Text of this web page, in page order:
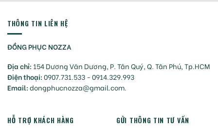
THÔNG TIN LIÊN HỆ
ĐỒNG PHỤC NOZZA
Địa chỉ: 154 Dương Văn Dương, P. Tân Quý, Q. Tân Phú, Tp.HCM
Điện thoại:0907.731.533 - 0914.329.993
Email:dongphucnozza@gmail.com.
HỖ TRỢ KHÁCH HÀNG GỬI THÔNG TIN TƯ VẤN